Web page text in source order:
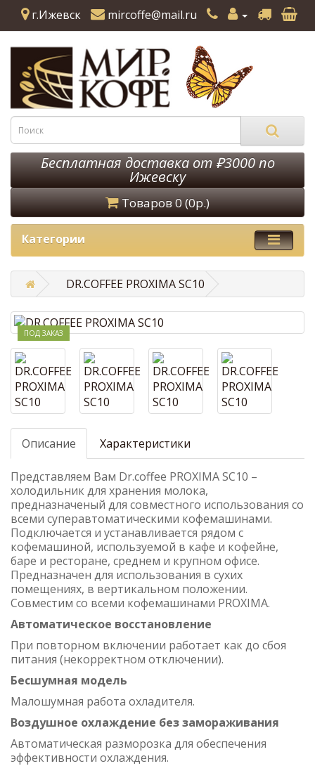
г.Ижевск mircoffe@mail.ru
Бесплатная доставка от ₽3000 по
Ижевску
Товаров 0 (0р.)
Категории
DR.COFFEE PROXIMA SC10
ПОД ЗАКАЗ
Описание Характеристики
Представляем Вам Dr.coffee PROXIMA SC10 –
холодильник для хранения молока,
предназначеный для совместного использования со
всеми суперавтоматическими кофемашинами.
Подключается и устанавливается рядом с
кофемашиной, используемой в кафе и кофейне,
баре и ресторане, среднем и крупном офисе.
Предназначен для использования в сухих
помещениях, в вертикальном положении.
Совместим со всеми кофемашинами PROXIMA.
Автоматическое восстановление
При повторном включении работает как до сбоя
питания (некорректном отключении).
Бесшумная модель
Малошумная работа охладителя.
Воздушное охлаждение без замораживания
Автоматическая разморозка для обеспечения
эффективности охлаждения.